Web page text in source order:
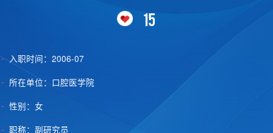
15
- 入职时间：2006-07
- 所在单位：口腔医学院
- 性别：女
- 职称：副研究员